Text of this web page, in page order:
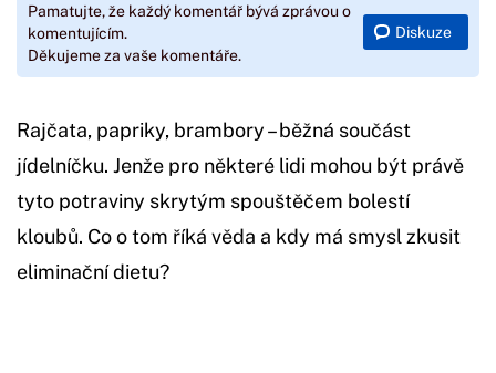
Pamatujte, že každý komentář bývá zprávou o
komentujícím.
Děkujeme za vaše komentáře.
Diskuze
Rajčata, papriky, brambory – běžná součást
jídelníčku. Jenže pro některé lidi mohou být právě
tyto potraviny skrytým spouštěčem bolestí
kloubů. Co o tom říká věda a kdy má smysl zkusit
eliminační dietu?